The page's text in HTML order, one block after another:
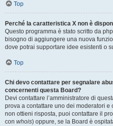
Top
Perché la caratteristica X non è
Questo programma è stato scritto da
bisogno di aggiungere una nuova
dove potrai supportare idee esistenti o
Top
Chi devo contattare per segnalare
concernenti questa Board?
Devi contattare l’amministratore di
prova a contattare uno dei moderatori
non ottieni risposta, puoi contattare il
con whois) oppure, se la Board è